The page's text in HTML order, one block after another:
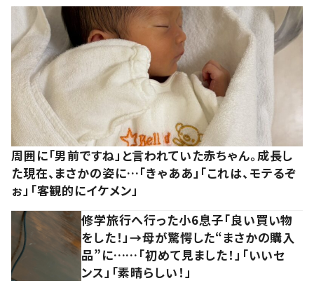
周囲に「男前ですね」と言われていた赤ちゃん。成長し
た現在、まさかの姿に…「きゃああ」「これは、モテるぞ
ぉ」「客観的にイケメン」
修学旅行へ行った小6息子「良い買い物
をした！」→母が驚愕した“まさかの購入
品”に……「初めて見ました！」「いいセ
ンス」「素晴らしい！」